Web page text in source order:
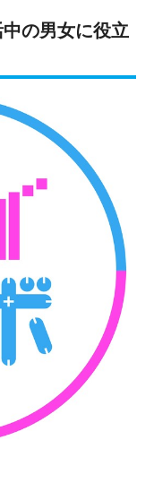
中の男女に役立